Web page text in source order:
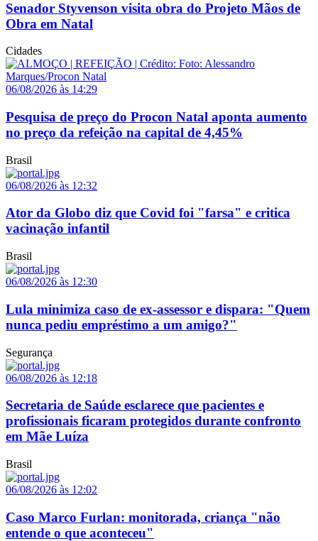
Senador Styvenson visita obra do Projeto Mãos de
Obra em Natal
Cidades
06/08/2026 às 14:29
Pesquisa de preço do Procon Natal aponta aumento
no preço da refeição na capital de 4,45%
Brasil
06/08/2026 às 12:32
Ator da Globo diz que Covid foi "farsa" e critica
vacinação infantil
Brasil
06/08/2026 às 12:30
Lula minimiza caso de ex-assessor e dispara: "Quem
nunca pediu empréstimo a um amigo?"
Segurança
06/08/2026 às 12:18
Secretaria de Saúde esclarece que pacientes e
profissionais ficaram protegidos durante confronto
em Mãe Luíza
Brasil
06/08/2026 às 12:02
Caso Marco Furlan: monitorada, criança "não
entende o que aconteceu"